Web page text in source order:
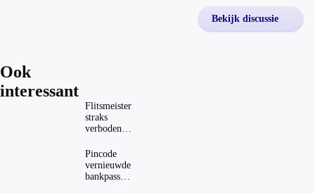
dan 3 jaar rondgereden met zo'n apparaat. Denk dat zo'n
alcoholtester best veel af zal wijken van het officieel
Bekijk discussie
Ook
interessant
Flitsmeister
straks
verboden?
regels in
Nederland
en het
buitenland
Pincode
vernieuwde
bankpassen